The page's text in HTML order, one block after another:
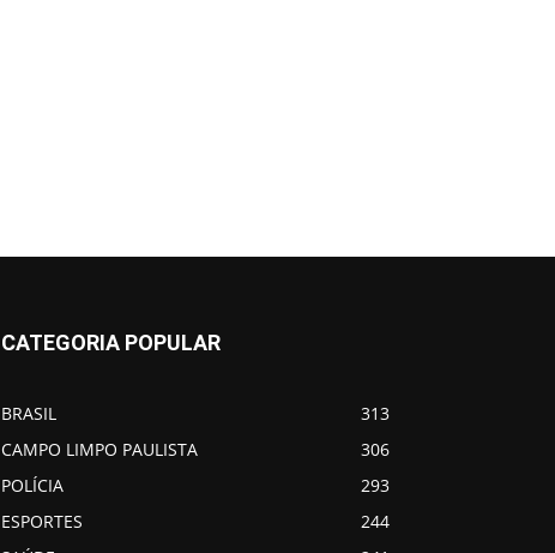
CATEGORIA POPULAR
BRASIL
313
CAMPO LIMPO PAULISTA
306
POLÍCIA
293
ESPORTES
244